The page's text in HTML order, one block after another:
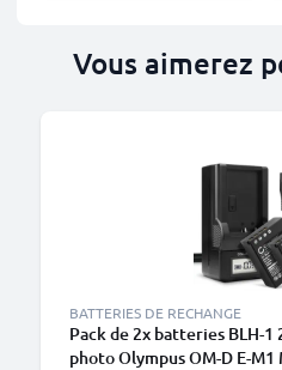
Vous aimerez
BATTERIES DE RECHANGE
Pack de 2x batteries BLH-
photo Olympus OM-D E-M1